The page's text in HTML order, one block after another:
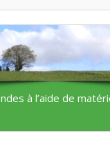
à l’aide de